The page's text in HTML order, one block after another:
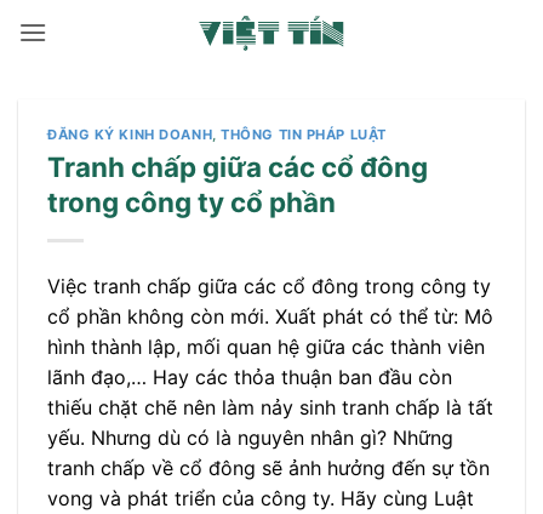
qua
ĐĂNG KÝ KINH DOANH,THÔNG TIN PHÁP LUẬT
Tranh chấp giữa các cổ đông
trong công ty cổ phần
Việc tranh chấp giữa các cổ đông trong công ty
cổ phần không còn mới. Xuất phát có thể từ: Mô
hình thành lập, mối quan hệ giữa các thành viên
lãnh đạo,… Hay các thỏa thuận ban đầu còn
thiếu chặt chẽ nên làm nảy sinh tranh chấp là tất
yếu. Nhưng dù có là nguyên nhân gì? Những
tranh chấp về cổ đông sẽ ảnh hưởng đến sự tồn
vong và phát triển của công ty. Hãy cùng Luật